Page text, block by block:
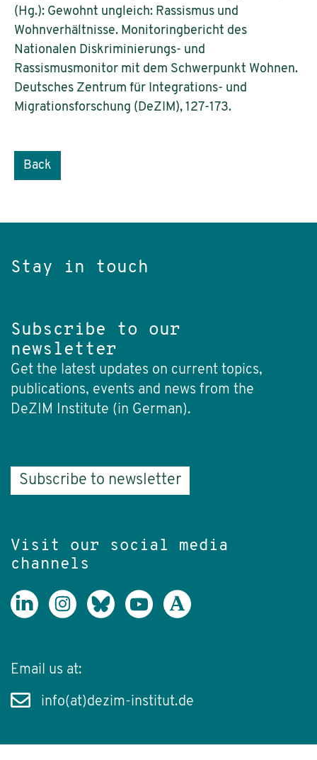
(Hg.): Gewohnt ungleich: Rassismus und
Wohnverhältnisse. Monitoringbericht des
Nationalen Diskriminierungs- und
Rassismusmonitor mit dem Schwerpunkt Wohnen.
Deutsches Zentrum für Integrations- und
Migrationsforschung (DeZIM), 127-173.
Back
Stay in touch
Subscribe to our
newsletter
Get the latest updates on current topics,
publications, events and news from the
DeZIM Institute (in German).
Subscribe to newsletter
Visit our social media
channels
Email us at:
info(at)dezim-institut.de